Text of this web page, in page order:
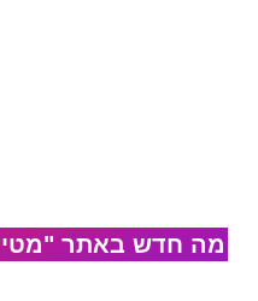
מה חדש באתר